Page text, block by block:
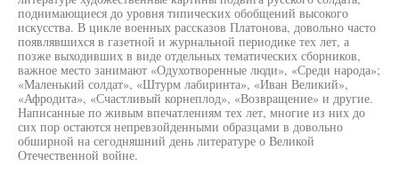
поднимающиеся до уровня типических обобщений высокого
искусства. В цикле военных рассказов Платонова, довольно часто
появлявшихся в газетной и журнальной периодике тех лет, а
позже выходивших в виде отдельных тематических сборников,
важное место занимают «Одухотворенные люди», «Среди народа»;
«Маленький солдат», «Штурм лабиринта», «Иван Великий»,
«Афродита», «Счастливый корнеплод», «Возвращение» и другие.
Написанные по живым впечатлениям тех лет, многие из них до
сих пор остаются непревзойденными образцами в довольно
обширной на сегодняшний день литературе о Великой
Отечественной войне.